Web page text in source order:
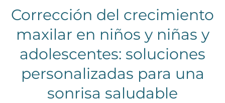
Corrección del crecimiento
maxilar en niños y niñas y
adolescentes: soluciones
personalizadas para una
sonrisa saludable